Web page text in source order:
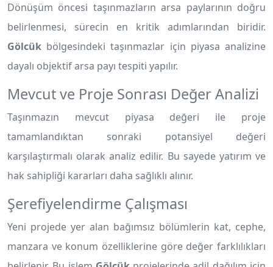
Dönüşüm öncesi taşınmazların arsa paylarının doğru
belirlenmesi, sürecin en kritik adımlarından biridir.
Gölcük bölgesindeki taşınmazlar için piyasa analizine
dayalı objektif arsa payı tespiti yapılır.
Mevcut ve Proje Sonrası Değer Analizi
Taşınmazın mevcut piyasa değeri ile proje
tamamlandıktan sonraki potansiyel değeri
karşılaştırmalı olarak analiz edilir. Bu sayede yatırım ve
hak sahipliği kararları daha sağlıklı alınır.
Şerefiyelendirme Çalışması
Yeni projede yer alan bağımsız bölümlerin kat, cephe,
manzara ve konum özelliklerine göre değer farklılıkları